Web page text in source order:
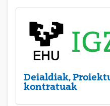
Deialdiak,
kontratuak